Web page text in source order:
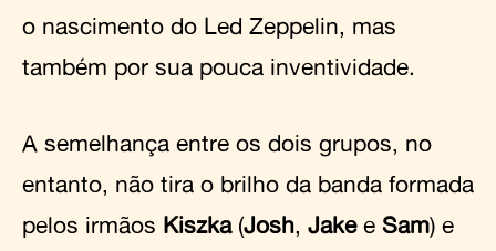
o nascimento do Led Zeppelin, mas
também por sua pouca inventividade.
A semelhança entre os dois grupos, no
entanto, não tira o brilho da banda formada
pelos irmãos Kiszka(Josh, Jakee Sam) e